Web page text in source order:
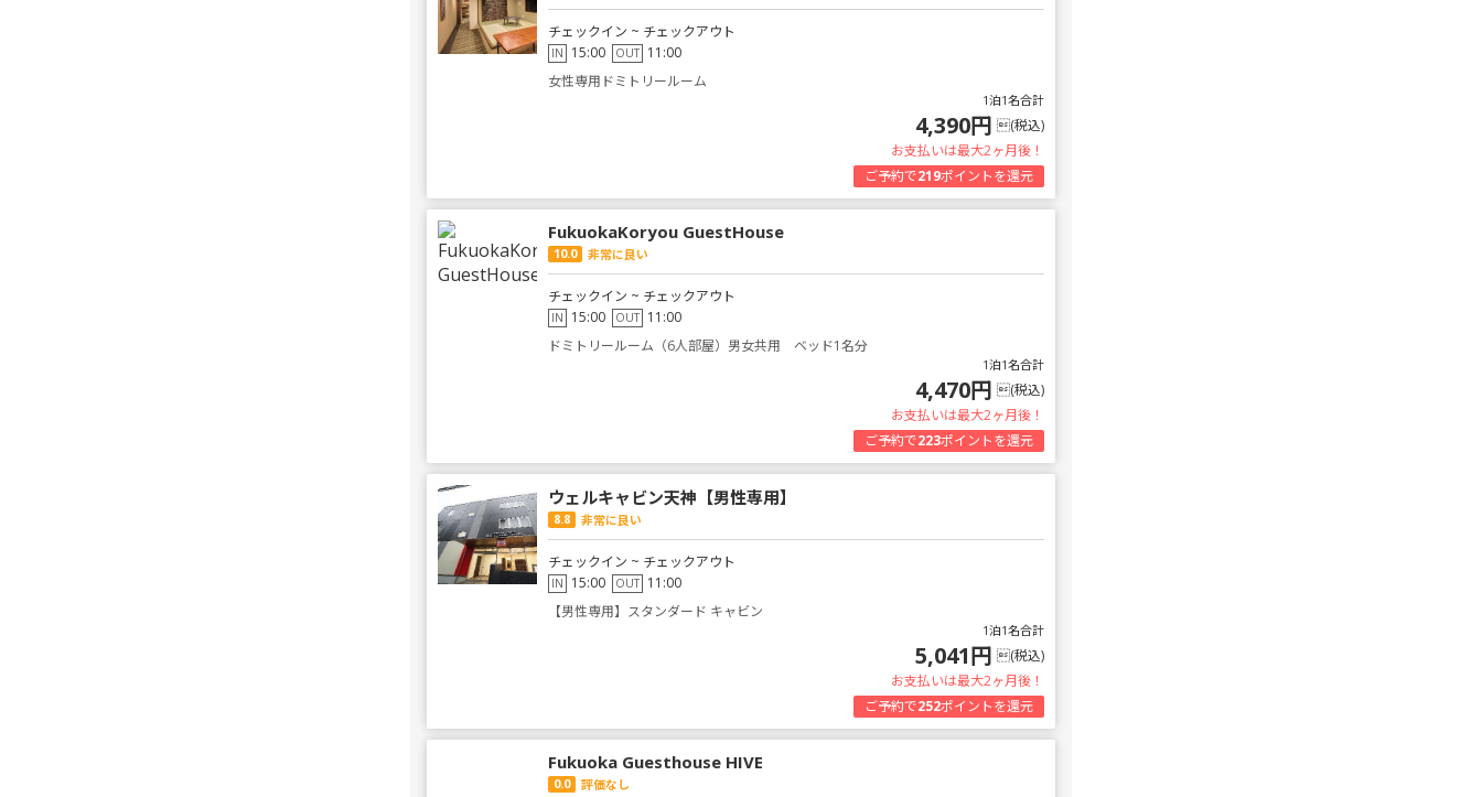
チェックイン ~ チェックアウト
IN 15:00 OUT 11:00
女性専用ドミトリールーム
1泊1名合計
4,390円 (税込)
お支払いは最大2ヶ月後！
ご予約で219ポイントを還元
FukuokaKoryou GuestHouse
10.0 非常に良い
チェックイン ~ チェックアウト
IN 15:00 OUT 11:00
ドミトリールーム（6人部屋）男女共用 ベッド1名分
1泊1名合計
4,470円 (税込)
お支払いは最大2ヶ月後！
ご予約で223ポイントを還元
ウェルキャビン天神【男性専用】
8.8 非常に良い
チェックイン ~ チェックアウト
IN 15:00 OUT 11:00
【男性専用】スタンダード キャビン
1泊1名合計
5,041円 (税込)
お支払いは最大2ヶ月後！
ご予約で252ポイントを還元
Fukuoka Guesthouse HIVE
0.0 評価なし